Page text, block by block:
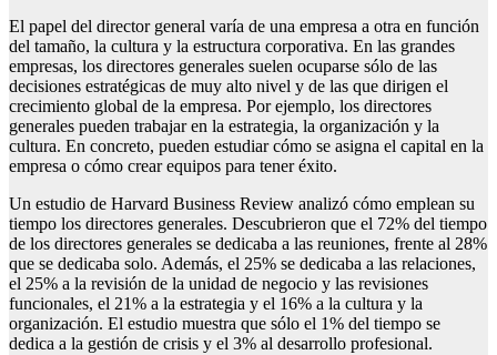
El papel del director general varía de una empresa a otra en función
del tamaño, la cultura y la estructura corporativa. En las grandes
empresas, los directores generales suelen ocuparse sólo de las
decisiones estratégicas de muy alto nivel y de las que dirigen el
crecimiento global de la empresa. Por ejemplo, los directores
generales pueden trabajar en la estrategia, la organización y la
cultura. En concreto, pueden estudiar cómo se asigna el capital en la
empresa o cómo crear equipos para tener éxito.
Un estudio de Harvard Business Review analizó cómo emplean su
tiempo los directores generales. Descubrieron que el 72% del tiempo
de los directores generales se dedicaba a las reuniones, frente al 28%
que se dedicaba solo. Además, el 25% se dedicaba a las relaciones,
el 25% a la revisión de la unidad de negocio y las revisiones
funcionales, el 21% a la estrategia y el 16% a la cultura y la
organización. El estudio muestra que sólo el 1% del tiempo se
dedica a la gestión de crisis y el 3% al desarrollo profesional.